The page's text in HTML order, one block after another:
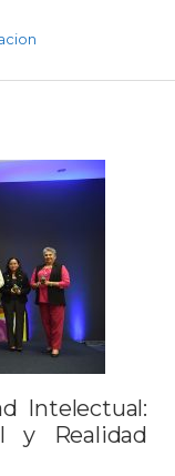
Intelectual:
y Realidad